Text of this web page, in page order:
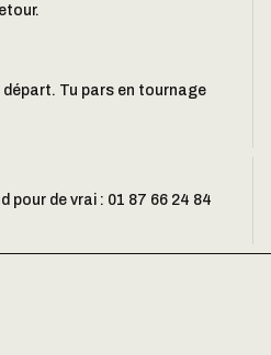
Tu pars en tournage
pour de vrai : 01 87 66 24 84